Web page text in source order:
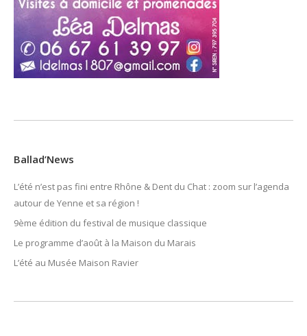
Ballad’News
L’été n’est pas fini entre Rhône & Dent du Chat : zoom sur l’agenda
autour de Yenne et sa région !
9ème édition du festival de musique classique
Le programme d’août à la Maison du Marais
L’été au Musée Maison Ravier